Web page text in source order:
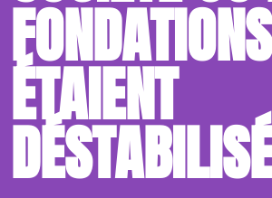
FONDATIONS
ÉTAIENT